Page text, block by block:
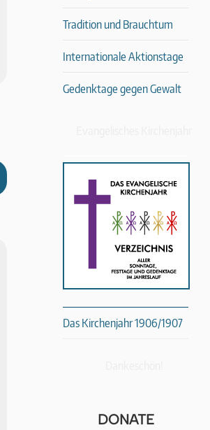
Tradition und Brauchtum
Internationale Aktionstage
Gedenktage gegen Gewalt
Das Kirchenjahr 1906/1907
DONATE